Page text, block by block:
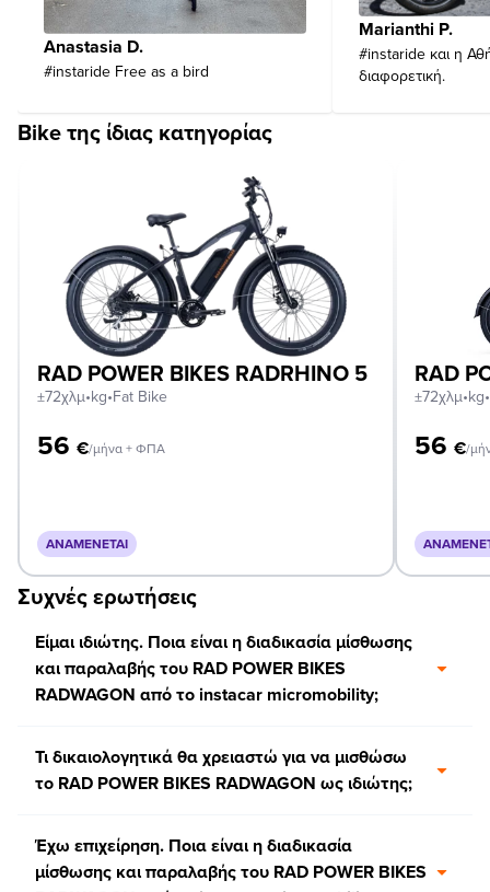
Anastasia D.
#instaride Free as a bird
Marianthi P.
#instaride και η
διαφορετική.
Bike της ίδιας κατηγορίας
RAD POWER BIKES RADRHINO 5
±72χλμ•kg•Fat Bike
56 €/μήνα + ΦΠΑ
ΑΝΑΜΈΝΕΤΑΙ
RAD
±72χλμ•kg•
56 €/
Συχνές ερωτήσεις
Είμαι ιδιώτης. Ποια είναι η διαδικασία μίσθωσης
και παραλαβής του RAD POWER BIKES
RADWAGON από το instacar micromobility;
Τι δικαιολογητικά θα χρειαστώ για να μισθώσω
το RAD POWER BIKES RADWAGON ως ιδιώτης;
Έχω επιχείρηση. Ποια είναι η διαδικασία
μίσθωσης και παραλαβής του RAD POWER BIKES